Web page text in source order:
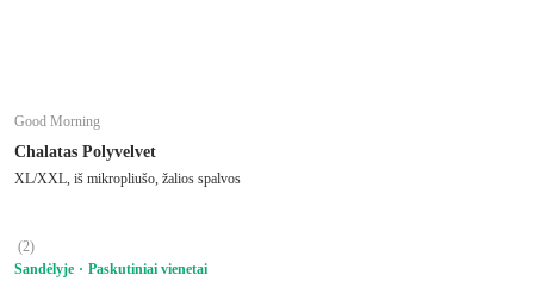
Good Morning
Chalatas Polyvelvet
XL/XXL, iš mikropliušo, žalios spalvos
(2)
Sandėlyje
Paskutiniai vienetai